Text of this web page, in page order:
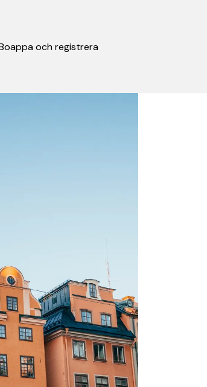
och registrera